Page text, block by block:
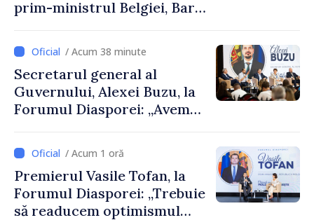
prim-ministrul Belgiei, Bart
despre parcursul european
al Republicii Moldova.
/ Acum 38 minute
Secretarul general al
Guvernului, Alexei Buzu, la
Forumul Diasporei: „Avem
dumneavoastră pentru a
construi comunități mai
puternice”
/ Acum 1 oră
Premierul Vasile Tofan, la
Forumul Diasporei: „Trebuie
să readucem optimismul